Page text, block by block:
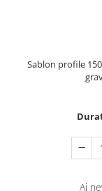
in 3 puncte
Micrometre
Micrometre
Micrometre cu disc
Micrometre cu
Micrometre
Sablon profile
Ai